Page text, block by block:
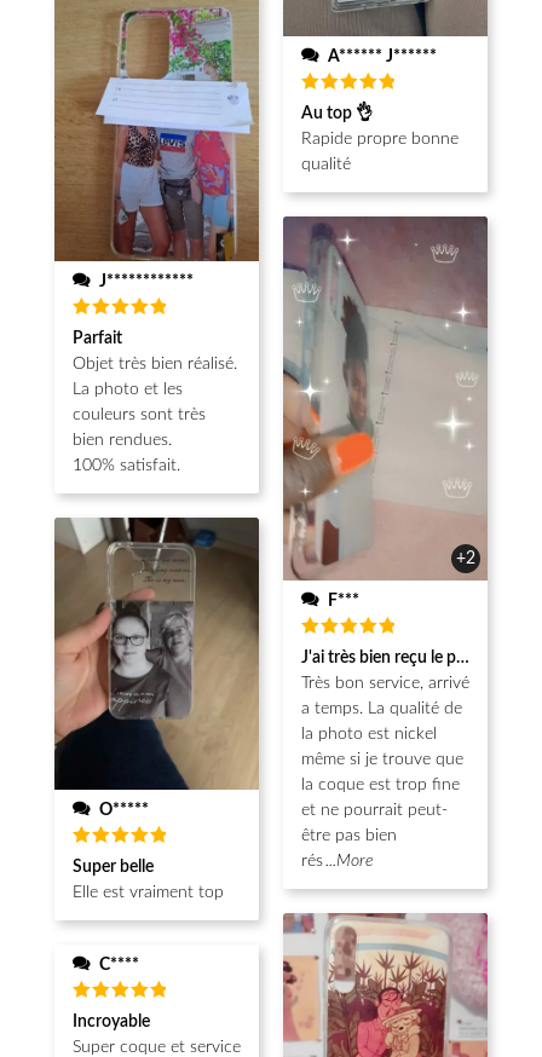
J************
Note5
sur 5
Parfait
Objet très bien réalisé.
La photo et les
couleurs sont très
bien rendues.
100% satisfait.
O*****
Note 5
sur 5
Super belle
Elle est vraiment top
C****
Note5
sur 5
Incroyable
Super coque et service
A****** J******
Note5
sur 5
Au top 👌
Rapide propre bonne
qualité
+2
F***
Note5
sur 5
J'ai très bien reçu le produit.
Très bon service, arrivé
a temps. La qualité de
la photo est nickel
même si je trouve que
la coque est trop fine
et ne pourrait peut-
être pas bien
rés...More